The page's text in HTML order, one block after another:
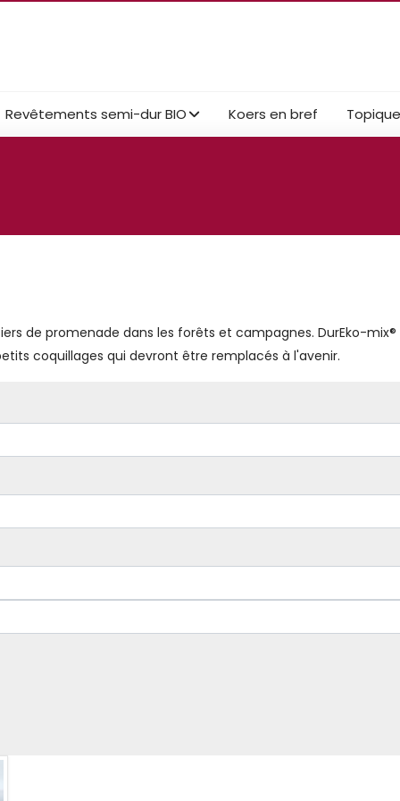
Revêtements semi-dur BIO Koers en bref Topique
de promenade dans les forêts et campagnes. DurEko-mix®
coquillages qui devront être remplacés à l'avenir.